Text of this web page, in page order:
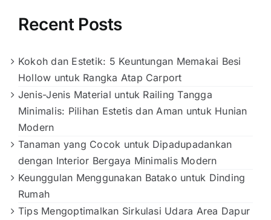
Recent Posts
Kokoh dan Estetik: 5 Keuntungan Memakai Besi
Hollow untuk Rangka Atap Carport
Jenis-Jenis Material untuk Railing Tangga
Minimalis: Pilihan Estetis dan Aman untuk Hunian
Modern
Tanaman yang Cocok untuk Dipadupadankan
dengan Interior Bergaya Minimalis Modern
Keunggulan Menggunakan Batako untuk Dinding
Rumah
Tips Mengoptimalkan Sirkulasi Udara Area Dapur